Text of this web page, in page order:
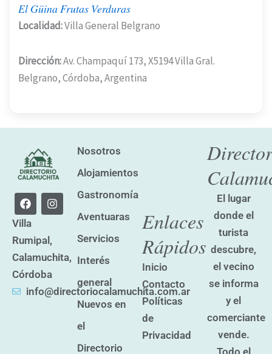
El Güina Frutas Verduras
Localidad:Villa General Belgrano
Dirección:Av. Champaquí 173, X5194 Villa Gral.
Belgrano, Córdoba, Argentina
F
a
c
e
b
o
o
k
I
n
s
a
g
r
a
m
Villa
Rumipal,
Calamuchita,
Córdoba
info@directoriocalamuchita.com.ar
Nosotros
Alojamientos
Gastronomía
Aventuaras
Servicios
Interés
general
Nuevos en
el
Directorio
Enlaces
Rápidos
Inicio
Contacto
Políticas
de
Privacidad
El lugar
donde el
turista
descubre,
el vecino
se informa
y el
comerciante
vende.
Todo el